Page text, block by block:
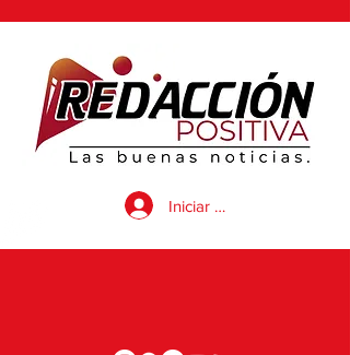
Iniciar sesión